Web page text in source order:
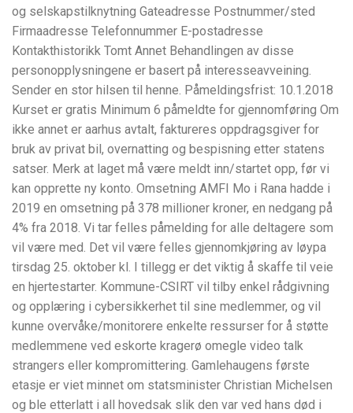
og selskapstilknytning Gateadresse Postnummer/sted
Firmaadresse Telefonnummer E-postadresse
Kontakthistorikk Tomt Annet Behandlingen av disse
personopplysningene er basert på interesseavveining.
Sender en stor hilsen til henne. Påmeldingsfrist: 10.1.2018
Kurset er gratis Minimum 6 påmeldte for gjennomføring Om
ikke annet er aarhus avtalt, faktureres oppdragsgiver for
bruk av privat bil, overnatting og bespisning etter statens
satser. Merk at laget må være meldt inn/startet opp, før vi
kan opprette ny konto. Omsetning AMFI Mo i Rana hadde i
2019 en omsetning på 378 millioner kroner, en nedgang på
4% fra 2018. Vi tar felles påmelding for alle deltagere som
vil være med. Det vil være felles gjennomkjøring av løypa
tirsdag 25. oktober kl. I tillegg er det viktig å skaffe til veie
en hjertestarter. Kommune-CSIRT vil tilby enkel rådgivning
og opplæring i cybersikkerhet til sine medlemmer, og vil
kunne overvåke/monitorere enkelte ressurser for å støtte
medlemmene ved eskorte kragerø omegle video talk
strangers eller kompromittering. Gamlehaugens første
etasje er viet minnet om statsminister Christian Michelsen
og ble etterlatt i all hovedsak slik den var ved hans død i